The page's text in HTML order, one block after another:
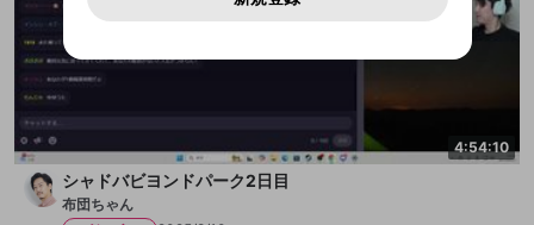
4:54:10
シャドバビヨンドパーク2日目
布団ちゃん
Appleでサインアップ
mellow-fanの
に同意頂いた上
mellow-fanからのお得な情報をメールで受
け取る
Appleでサインイン
mellow-fanの
に同意頂いた上
アカウントをお持ちですか？アカウントを作成する
登録が必要です。
あとで登録
入力
なりすまし行為
出会いを誘導する行為
誤解を招く配信設定
ゲームの録画禁止区域の配信
用することは、利用規約違反になります。
閉じる
様変更により、限定コミュニティ特典の提供が終了する可能
Discordとは？ Discordに参加する